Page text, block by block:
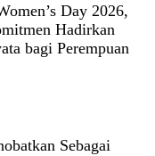
Day 2026,
Hadirkan
bagi Perempuan
Sebagai